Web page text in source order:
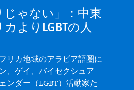
じゃない」：中東
よりLGBTの人
リカ地域のアラビア語圏に
、ゲイ、バイセクシュア
ンダー（LGBT）活動家た